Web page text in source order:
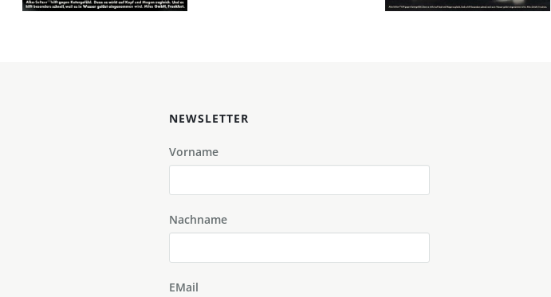
NEWSLETTER
Vorname
Nachname
EMail